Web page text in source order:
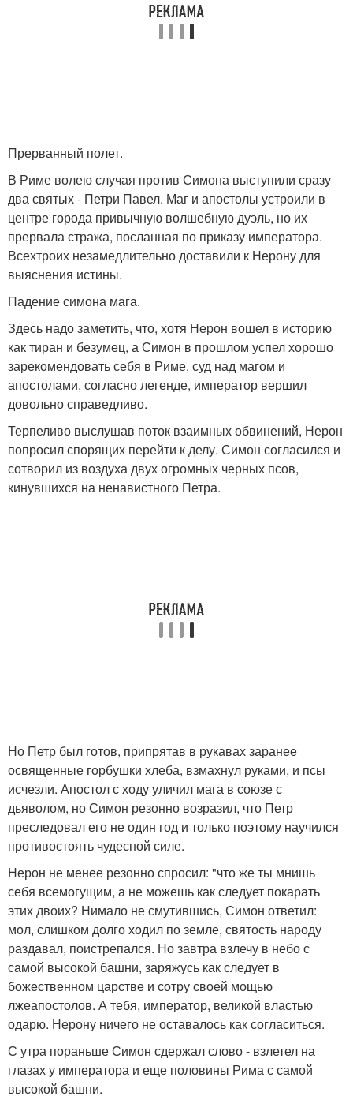
Прерванный полет.
В Риме волею случая против Симона выступили сразу
два святых - Петри Павел. Маг и апостолы устроили в
центре города привычную волшебную дуэль, но их
прервала стража, посланная по приказу императора.
Всехтроих незамедлительно доставили к Нерону для
выяснения истины.
Падение симона мага.
Здесь надо заметить, что, хотя Нерон вошел в историю
как тиран и безумец, а Симон в прошлом успел хорошо
зарекомендовать себя в Риме, суд над магом и
апостолами, согласно легенде, император вершил
довольно справедливо.
Терпеливо выслушав поток взаимных обвинений, Нерон
попросил спорящих перейти к делу. Симон согласился и
сотворил из воздуха двух огромных черных псов,
кинувшихся на ненавистного Петра.
Но Петр был готов, припрятав в рукавах заранее
освященные горбушки хлеба, взмахнул руками, и псы
исчезли. Апостол с ходу уличил мага в союзе с
дьяволом, но Симон резонно возразил, что Петр
преследовал его не один год и только поэтому научился
противостоять чудесной силе.
Нерон не менее резонно спросил: "что же ты мнишь
себя всемогущим, а не можешь как следует покарать
этих двоих? Нимало не смутившись, Симон ответил:
мол, слишком долго ходил по земле, святость народу
раздавал, поистрепался. Но завтра взлечу в небо с
самой высокой башни, заряжусь как следует в
божественном царстве и сотру своей мощью
лжеапостолов. А тебя, император, великой властью
одарю. Нерону ничего не оставалось как согласиться.
С утра пораньше Симон сдержал слово - взлетел на
глазах у императора и еще половины Рима с самой
высокой башни.